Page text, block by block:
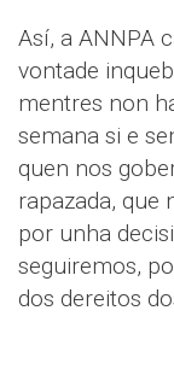
Así, a ANNPA
vontade
mentres non
semana si e
quen nos
rapazada, que
por unha
seguiremos,
dos dereitos